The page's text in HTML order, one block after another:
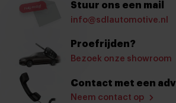
Bandenspanningscontrolesysteem
bots waarschuwing systeem
Brake Assist System
Elektronisch Stabiliteits Programma
Hill hold functie
Stuur ons een mail
info@sdlautomotive.nl
Proefrijden?
Bezoek onze showroom
Contact met een
Neem contact op